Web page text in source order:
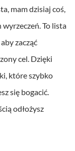
mam dzisiaj coś,
To lista
zacząć
cel. Dzięki
które szybko
się bogacić.
odłożysz